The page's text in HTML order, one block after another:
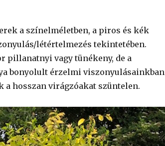
a színelméletben, a piros és kék
létértelmezés tekintetében.
pillanatnyi vagy tünékeny, de a
bonyolult érzelmi viszonyulásainkban
a hosszan virágzóakat szüntelen.